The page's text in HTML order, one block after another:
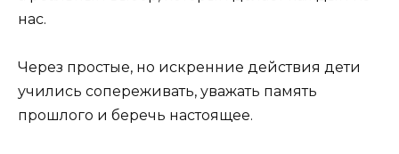
нас.
Через простые, но искренние действия дети
учились сопереживать, уважать память
прошлого и беречь настоящее.